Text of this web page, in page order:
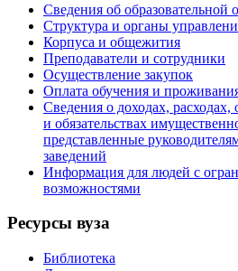
Сведения об образовательной
Структура и органы
Корпуса и общежития
Преподаватели и сотрудники
Осуществление закупок
Оплата обучения и
Сведения о доходах,
и обязательствах
представленные
заведений
Информация для людей с
возможностями
Ресурсы вуза
Библиотека